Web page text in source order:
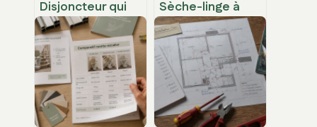
Disjoncteur qui
saute sans rien
de branché :
causes, tests et
solutions
Sèche-linge à
pompe à chaleur :
fonctionnement,
économies
réelles et
entretien